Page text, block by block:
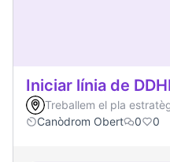
Iniciar línia de
Treballem el pla
Canòdrom Obert
0 0